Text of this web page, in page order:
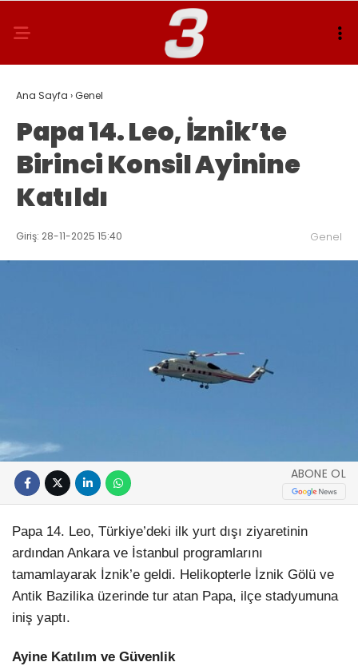
Ana Sayfa ›Genel
Papa 14. Leo, İznik’te
Birinci Konsil Ayinine
Katıldı
Giriş: 28-11-2025 15:40 Genel
ABONE OL
Papa 14. Leo, Türkiye’deki ilk yurt dışı ziyaretinin
ardından Ankara ve İstanbul programlarını
tamamlayarak İznik’e geldi. Helikopterle İznik Gölü ve
Antik Bazilika üzerinde tur atan Papa, ilçe stadyumuna
iniş yaptı.
Ayine Katılım ve Güvenlik